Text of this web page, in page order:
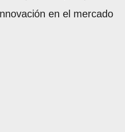
en el mercado